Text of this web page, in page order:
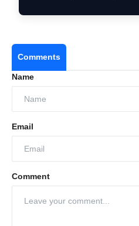
Comments
Name
Email
Comment